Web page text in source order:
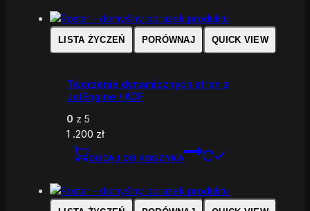
LISTA ŻYCZEŃ PORÓWNAJ QUICK VIEW
Tworzenie dynamicznych stron z
JetEngine / ACF
0 z 5
1 .200 zł
DODAJ DO KOSZYKA